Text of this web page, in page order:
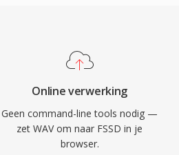
Online verwerking
Geen command-line tools nodig —
zet WAV om naar FSSD in je
browser.